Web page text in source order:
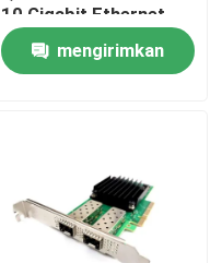
10 Gigabit Ethernet
PCI Express Server
Adapter Berbasis
Intel® FTXL710BM1
mengirimkan